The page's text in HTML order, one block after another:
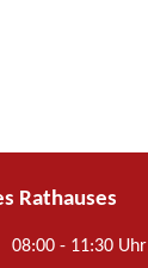
Rathauses
08:00 - 11:30 Uhr